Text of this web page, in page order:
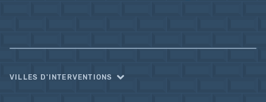
VILLES D'INTERVENTIONS